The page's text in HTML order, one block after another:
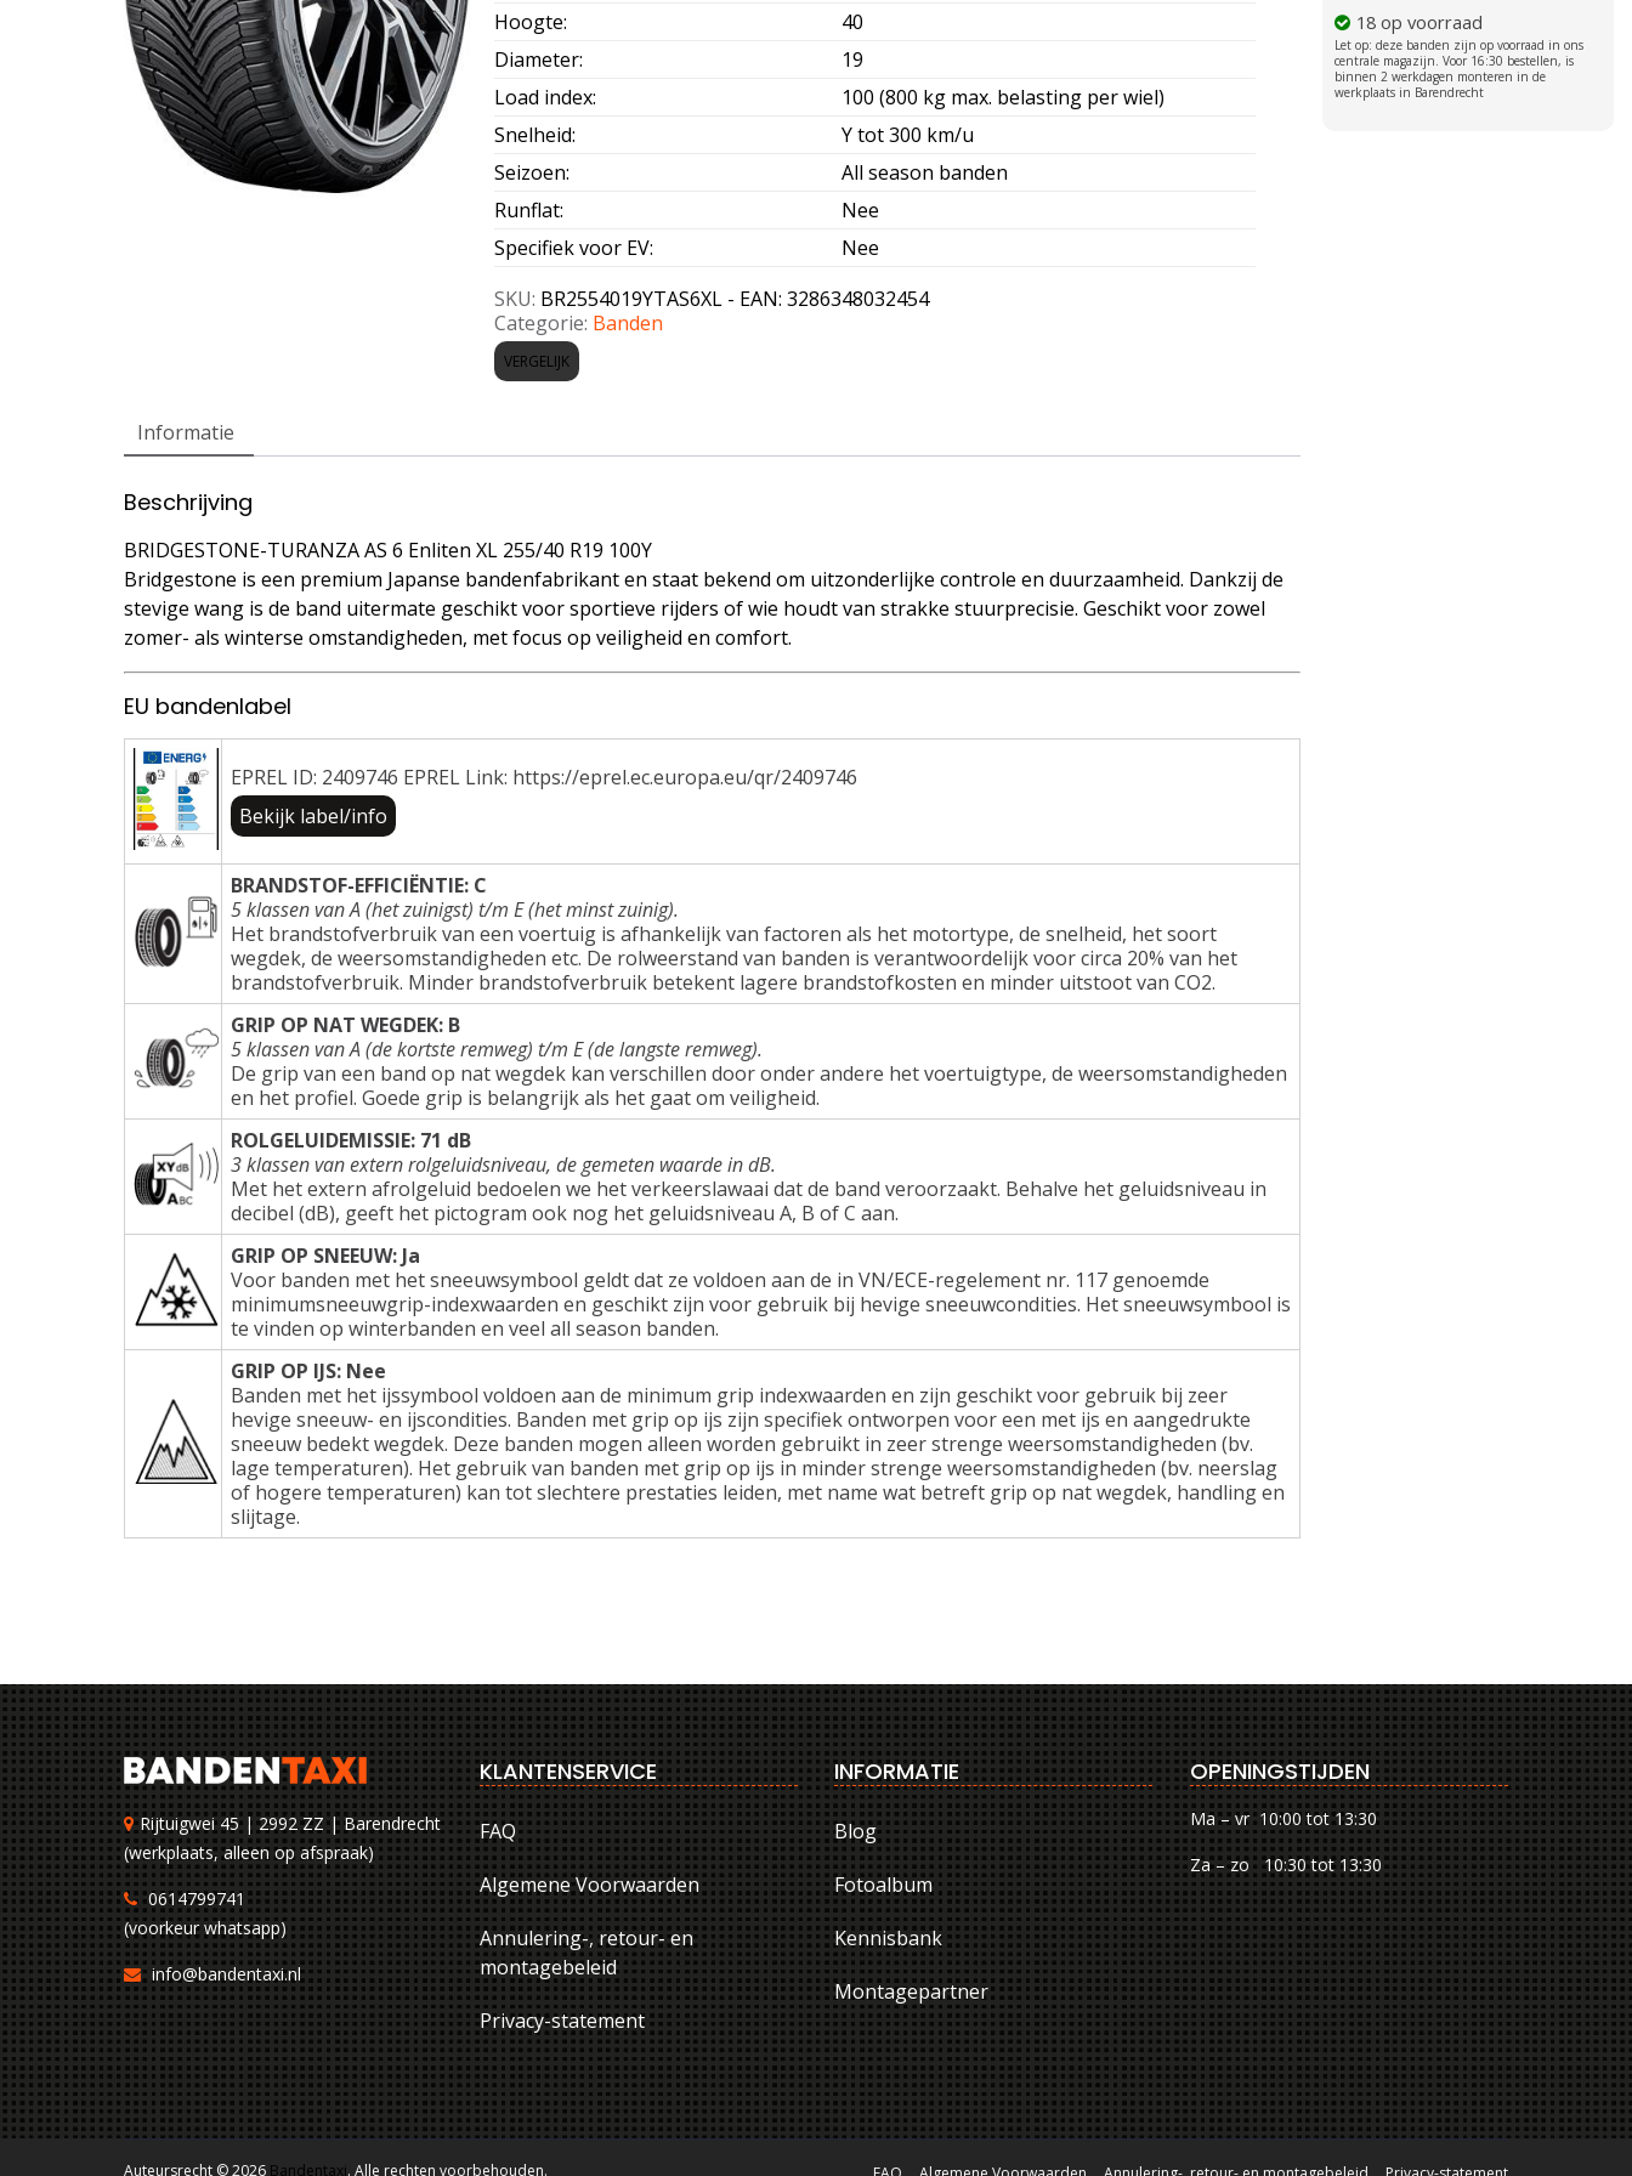
Hoogte:
40
Diameter:
19
Load index:
100 (800 kg max. belasting per wiel)
Snelheid:
Y tot 300 km/u
Seizoen:
All season banden
Runflat:
Nee
Specifiek voor EV:
Nee
SKU: BR2554019YTAS6XL - EAN: 3286348032454
Categorie: Banden
VERGELIJK
18 op voorraad
Informatie
Beschrijving
BRIDGESTONE-TURANZA AS 6 Enliten XL 255/40 R19 100Y
Bridgestone is een premium Japanse bandenfabrikant en staat bekend om uitzonderlijke controle en duurzaamheid. Dankzij de
stevige wang is de band uitermate geschikt voor sportieve rijders of wie houdt van strakke stuurprecisie. Geschikt voor zowel
zomer- als winterse omstandigheden, met focus op veiligheid en comfort.
EU bandenlabel
EPREL ID: 2409746 EPREL Link: https://eprel.ec.europa.eu/qr/2409746
Bekijk label/info
BRANDSTOF-EFFICIËNTIE: C
5 klassen van A (het zuinigst) t/m E (het minst zuinig).
Het brandstofverbruik van een voertuig is afhankelijk van factoren als het motortype, de snelheid, het soort
wegdek, de weersomstandigheden etc. De rolweerstand van banden is verantwoordelijk voor circa 20% van het
brandstofverbruik. Minder brandstofverbruik betekent lagere brandstofkosten en minder uitstoot van CO2.
GRIP OP NAT WEGDEK: B
5 klassen van A (de kortste remweg) t/m E (de langste remweg).
De grip van een band op nat wegdek kan verschillen door onder andere het voertuigtype, de weersomstandigheden
en het profiel. Goede grip is belangrijk als het gaat om veiligheid.
ROLGELUIDEMISSIE: 71 dB
3 klassen van extern rolgeluidsniveau, de gemeten waarde in dB.
Met het extern afrolgeluid bedoelen we het verkeerslawaai dat de band veroorzaakt. Behalve het geluidsniveau in
decibel (dB), geeft het pictogram ook nog het geluidsniveau A, B of C aan.
GRIP OP SNEEUW: Ja
Voor banden met het sneeuwsymbool geldt dat ze voldoen aan de in VN/ECE-regelement nr. 117 genoemde
minimumsneeuwgrip-indexwaarden en geschikt zijn voor gebruik bij hevige sneeuwcondities. Het sneeuwsymbool is
te vinden op winterbanden en veel all season banden.
GRIP OP IJS: Nee
Banden met het ijssymbool voldoen aan de minimum grip indexwaarden en zijn geschikt voor gebruik bij zeer
hevige sneeuw- en ijscondities. Banden met grip op ijs zijn specifiek ontworpen voor een met ijs en aangedrukte
sneeuw bedekt wegdek. Deze banden mogen alleen worden gebruikt in zeer strenge weersomstandigheden (bv.
lage temperaturen). Het gebruik van banden met grip op ijs in minder strenge weersomstandigheden (bv. neerslag
of hogere temperaturen) kan tot slechtere prestaties leiden, met name wat betreft grip op nat wegdek, handling en
slijtage.
Rijtuigwei 45 | 2992 ZZ | Barendrecht
(werkplaats, alleen op afspraak)
0614799741
(voorkeur whatsapp)
info@bandentaxi.nl
KLANTENSERVICE
FAQ
Algemene Voorwaarden
Annulering-, retour- en
montagebeleid
Privacy-statement
INFORMATIE
Blog
Fotoalbum
Kennisbank
Montagepartner
OPENINGSTIJDEN
Ma – vr 10:00 tot 13:30
Za – zo 10:30 tot 13:30
Auteursrecht © 2026 Bandentaxi. Alle rechten voorbehouden.